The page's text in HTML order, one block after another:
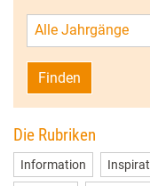
Alle Jahrgänge
Finden
Die Rubriken
Information